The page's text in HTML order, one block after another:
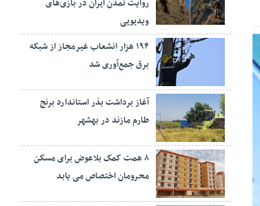
روایت تمدن ایران در بازی‌های
ویدیویی
۱۹۴ هزار انشعاب غیرمجاز از شبکه
برق جمع‌آوری شد
آغاز برداشت بذر استاندارد برنج
طارم مازند در بهشهر
۸ همت کمک بلاعوض برای مسکن
محرومان اختصاص می یابد